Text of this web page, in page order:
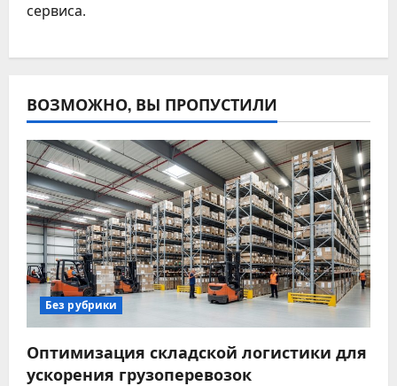
сервиса.
ВОЗМОЖНО, ВЫ ПРОПУСТИЛИ
Без рубрики
Оптимизация складской логистики для
ускорения грузоперевозок